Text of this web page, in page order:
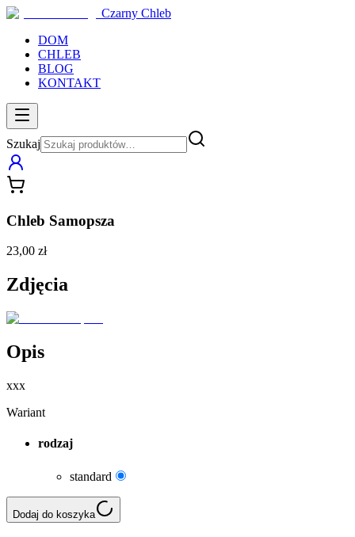
Czarny Chleb
DOM
CHLEB
BLOG
KONTAKT
Szukaj
Chleb Samopsza
23,00 zł
Zdjęcia
Opis
xxx
Wariant
rodzaj
standard
Dodaj do koszyka